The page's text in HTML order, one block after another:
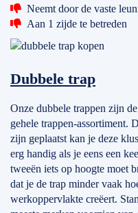
Neemt door de vaste
Aan 1 zijde te betreden
Dubbele trap
Onze dubbele trappen zijn
gehele trappen-assortiment.
zijn geplaatst kan je deze
erg handig als je eens een
tweeën iets op hoogte moet
dat je de trap minder vaak
werkoppervlakte creëert.